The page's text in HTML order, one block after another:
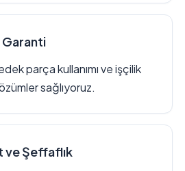
Garanti
parça kullanımı ve işçilik
sağlıyoruz.
ve Şeffaflık